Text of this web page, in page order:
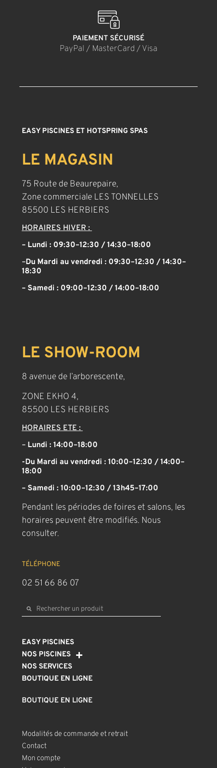
PAIEMENT SÉCURISÉ
PayPal / MasterCard / Visa
EASY PISCINES ET HOTSPRING SPAS
LE MAGASIN
75 Route de Beaurepaire,
Zone commerciale LES TONNELLES
85500 LES HERBIERS
HORAIRES HIVER :
– Lundi : 09:30–12:30 / 14:30–18:00
–Du Mardi au vendredi : 09:30–12:30 / 14:30–
18:30
– Samedi : 09:00–12:30 / 14:00–18:00
LE SHOW-ROOM
8 avenue de l’arborescente,
ZONE EKHO 4,
85500 LES HERBIERS
HORAIRES ETE :
–Lundi : 14:00–18:00
-Du Mardi au vendredi : 10:00–12:30 / 14:00–
18:00
– Samedi : 10:00–12:30 / 13h45–17:00
Pendant les périodes de foires et salons, les
horaires peuvent être modifiés. Nous
consulter.
TÉLÉPHONE
02 51 66 86 07
EASY PISCINES
NOS PISCINES
NOS SERVICES
BOUTIQUE EN LIGNE
BOUTIQUE EN LIGNE
Modalités de commande et retrait
Contact
Mon compte